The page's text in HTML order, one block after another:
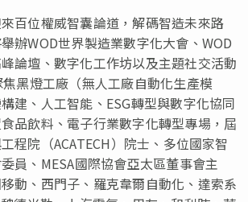
百位權威智囊論道，解碼智造未來路
辦WOD世界製造業數字化大會、WOD
論壇、數字化工作坊以及主題社交活動
黑燈工廠（無人工廠自動化生產模
建、人工智能、ESG轉型與數字化協同
品飲料、電子行業數字化轉型專場，屆
程院（ACATECH）院士、多位國家智
員、MESA國際協會亞太區董事會主
動、西門子、羅克韋爾自動化、達索系